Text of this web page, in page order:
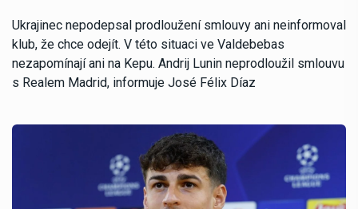
Ukrajinec nepodepsal prodloužení smlouvy ani neinformoval
klub, že chce odejít. V této situaci ve Valdebebas
nezapomínají ani na Kepu. Andrij Lunin neprodloužil smlouvu
s Realem Madrid, informuje José Félix Díaz